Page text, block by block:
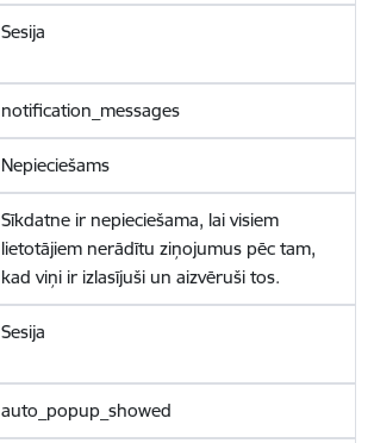
Sesija
notification_messages
Nepieciešams
Sīkdatne ir nepieciešama, lai visiem
lietotājiem nerādītu ziņojumus pēc tam,
kad viņi ir izlasījuši un aizvēruši tos.
Sesija
auto_popup_showed